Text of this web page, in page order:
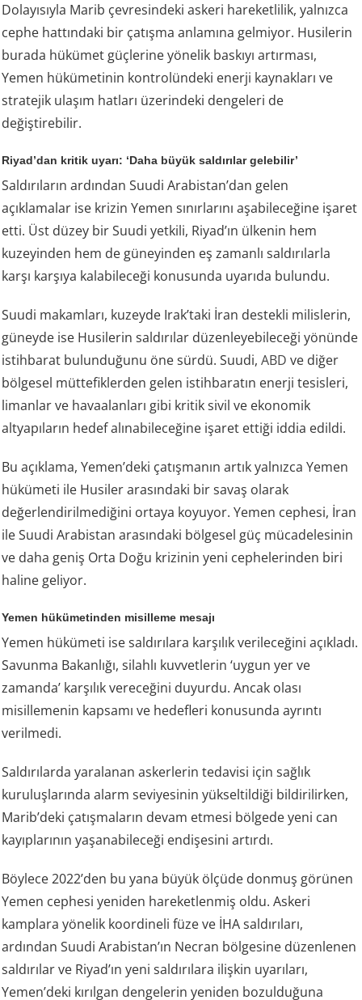
Dolayısıyla Marib çevresindeki askeri hareketlilik, yalnızca
cephe hattındaki bir çatışma anlamına gelmiyor. Husilerin
burada hükümet güçlerine yönelik baskıyı artırması,
Yemen hükümetinin kontrolündeki enerji kaynakları ve
stratejik ulaşım hatları üzerindeki dengeleri de
değiştirebilir.
Riyad’dan kritik uyarı: ‘Daha büyük saldırılar gelebilir’
Saldırıların ardından Suudi Arabistan’dan gelen
açıklamalar ise krizin Yemen sınırlarını aşabileceğine işaret
etti. Üst düzey bir Suudi yetkili, Riyad’ın ülkenin hem
kuzeyinden hem de güneyinden eş zamanlı saldırılarla
karşı karşıya kalabileceği konusunda uyarıda bulundu.
Suudi makamları, kuzeyde Irak’taki İran destekli milislerin,
güneyde ise Husilerin saldırılar düzenleyebileceği yönünde
istihbarat bulunduğunu öne sürdü. Suudi,ABD ve diğer
bölgesel müttefiklerden gelen istihbaratın enerji tesisleri,
limanlar ve havaalanları gibi kritik sivil ve ekonomik
altyapıların hedef alınabileceğine işaret ettiği iddia edildi.
Bu açıklama, Yemen’deki çatışmanın artık yalnızca Yemen
hükümeti ile Husiler arasındaki bir savaş olarak
değerlendirilmediğini ortaya koyuyor. Yemen cephesi, İran
ile Suudi Arabistan arasındaki bölgesel güç mücadelesinin
ve daha geniş Orta Doğu krizinin yeni cephelerinden biri
haline geliyor.
Yemen hükümetinden misilleme mesajı
Yemen hükümeti ise saldırılara karşılık verileceğini açıkladı.
Savunma Bakanlığı, silahlı kuvvetlerin ‘uygun yer ve
zamanda’ karşılık vereceğini duyurdu. Ancak olası
misillemenin kapsamı ve hedefleri konusunda ayrıntı
verilmedi.
Saldırılarda yaralanan askerlerin tedavisi için sağlık
kuruluşlarında alarm seviyesinin yükseltildiği bildirilirken,
Marib’deki çatışmaların devam etmesi bölgede yeni can
kayıplarının yaşanabileceği endişesini artırdı.
Böylece 2022’den bu yana büyük ölçüde donmuş görünen
Yemen cephesi yeniden hareketlenmiş oldu. Askeri
kamplara yönelik koordineli füze ve İHA saldırıları,
ardından Suudi Arabistan’ın Necran bölgesine düzenlenen
saldırılar ve Riyad’ın yeni saldırılara ilişkin uyarıları,
Yemen’deki kırılgan dengelerin yeniden bozulduğuna